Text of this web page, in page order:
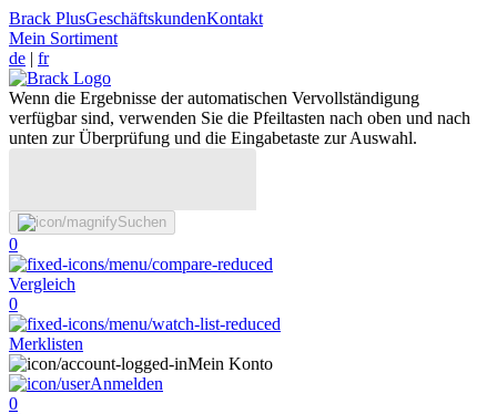
Brack PlusGeschäftskundenKontakt
Mein Sortiment
de | fr
Wenn die Ergebnisse der automatischen Vervollständigung
verfügbar sind, verwenden Sie die Pfeiltasten nach oben und nach
unten zur Überprüfung und die Eingabetaste zur Auswahl.
Suchen
0
Vergleich
0
Merklisten
Mein Konto
Anmelden
0